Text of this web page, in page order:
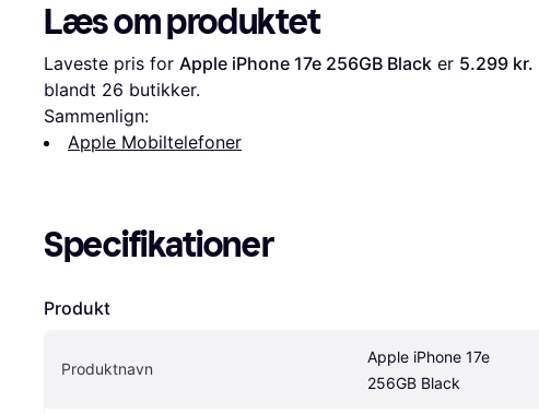
Læs om produktet
Laveste pris for Apple iPhone 17e 256GB Black er 5.299 kr.
blandt 26 butikker.
Sammenlign:
Apple Mobiltelefoner
Specifikationer
Produkt
Produktnavn
Apple iPhone 17e
256GB Black